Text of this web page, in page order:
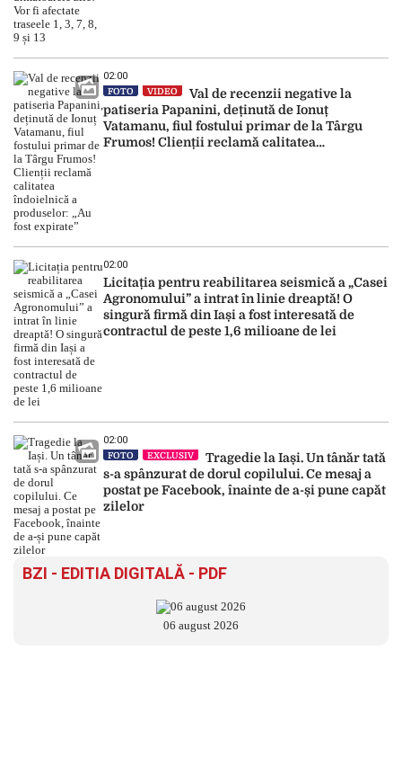
02:00
FOTO VIDEO
Val de recenzii negative la
patiseria Papanini, deținută de Ionuț
Vatamanu, fiul fostului primar de la Târgu
Frumos! Clienții reclamă calitatea
02:00
Licitația pentru reabilitarea seismică a „Casei
Agronomului” a intrat în linie dreaptă! O
singură firmă din Iași a fost interesată de
contractul de peste 1,6 milioane de lei
02:00
FOTO EXCLUSIV
Tragedie la Iași. Un tânăr tată
s-a spânzurat de dorul copilului. Ce mesaj a
postat pe Facebook, înainte de a-și pune capăt
zilelor
BZI - EDITIA DIGITALĂ - PDF
06 august 2026